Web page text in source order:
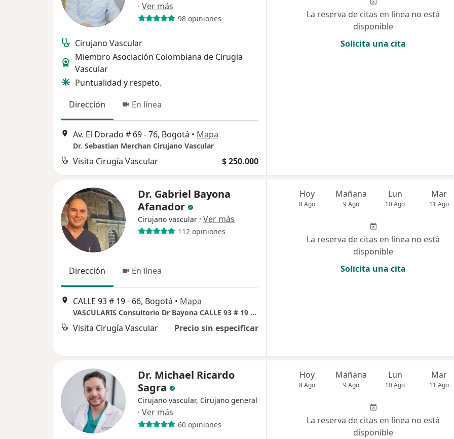
· Ver más
98 opiniones
Cirujano Vascular
Miembro Asociación Colombiana de Cirugia
Vascular
Puntualidad y respeto.
Dirección
En línea
Av. El Dorado # 69 - 76, Bogotá • Mapa
Dr. Sebastian Merchan Cirujano Vascular
Visita Cirugía Vascular $ 250.000
La reserva de citas en línea no está
disponible
Solicita una cita
Dr. Gabriel Bayona
Afanador
Cirujano vascular · Ver más
112 opiniones
Dirección En línea
CALLE 93 # 19 - 66, Bogotá • Mapa
VASCULARIS Consultorio Dr Bayona CALLE 93 # 19 - 66 Consultorio 604
Visita Cirugía Vascular Precio sin especificar
Hoy
8 Ago
Mañana
9 Ago
Lun
10 Ago
Mar
11 Ago
La reserva de citas en línea no está
disponible
Solicita una cita
Dr. Michael Ricardo
Sagra
Cirujano vascular, Cirujano general
· Ver más
60 opiniones
Hoy
8 Ago
Mañana
9 Ago
Lun
10 Ago
Mar
11 Ago
La reserva de citas en línea no está
disponible